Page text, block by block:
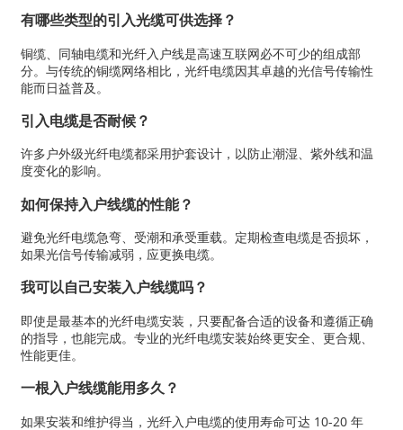
有哪些类型的引入光缆可供选择？
铜缆、同轴电缆和光纤入户线是高速互联网必不可少的组成部
分。与传统的铜缆网络相比，光纤电缆因其卓越的光信号传输性
能而日益普及。
引入电缆是否耐候？
许多户外级光纤电缆都采用护套设计，以防止潮湿、紫外线和温
度变化的影响。
如何保持入户线缆的性能？
避免光纤电缆急弯、受潮和承受重载。定期检查电缆是否损坏，
如果光信号传输减弱，应更换电缆。
我可以自己安装入户线缆吗？
即使是最基本的光纤电缆安装，只要配备合适的设备和遵循正确
的指导，也能完成。专业的光纤电缆安装始终更安全、更合规、
性能更佳。
一根入户线缆能用多久？
如果安装和维护得当，光纤入户电缆的使用寿命可达 10-20 年